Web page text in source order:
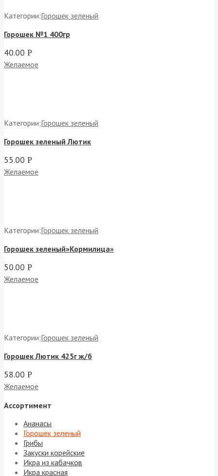
Категории:Горошек зеленый
Горошек №1 400гр
40.00 Р
Желаемое
Категории:Горошек зеленый
Горошек зеленый Лютик
55.00 Р
Желаемое
Категории:Горошек зеленый
Горошек зеленый»Кормилица»
50.00 Р
Желаемое
Категории:Горошек зеленый
Горошек Лютик 425г ж/б
58.00 Р
Желаемое
Ассортимент
Ананасы
Горошек зеленый
Грибы
Закуски корейские
Икра из кабачков
Икра красная